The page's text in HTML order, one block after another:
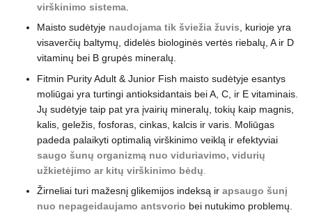
virškinimo sistema.
Maisto sudėtyje naudojama tik šviežia žuvis, kurioje yra
visaverčių baltymų, didelės biologinės vertės riebalų, A ir D
vitaminų bei B grupės mineralų.
Fitmin Purity Adult & Junior Fish maisto sudėtyje esantys
moliūgai yra turtingi antioksidantais bei A, C, ir E vitaminais.
Jų sudėtyje taip pat yra įvairių mineralų, tokių kaip magnis,
kalis, geležis, fosforas, cinkas, kalcis ir varis. Moliūgas
padeda palaikyti optimalią virškinimo veiklą ir efektyviai
saugo šunų organizmą nuo viduriavimo, vidurių
užkietėjimo ar kitų virškinimo bėdų
Žirneliai turi mažesnį glikemijos indeksą ir apsaugo šunį
nuo nepageidaujamo antsvorio bei nutukimo problemų.